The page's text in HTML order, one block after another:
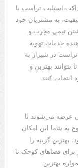
اسپلیت تراست با
به مشتریان خود
تیمی مجرب و
خدمات تهویه
در شیراز به
بهترین و
کنند.
عرضه می‌شوند تا
به شما این امکان
گزینه را
برای فضاهای کوچک تا
بهترین